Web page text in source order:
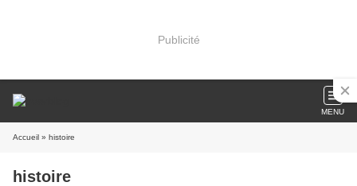
Publicité
MENU
Accueil » histoire
histoire